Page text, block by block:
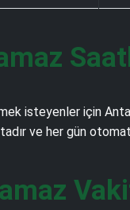
isteyenler için
ve her gün